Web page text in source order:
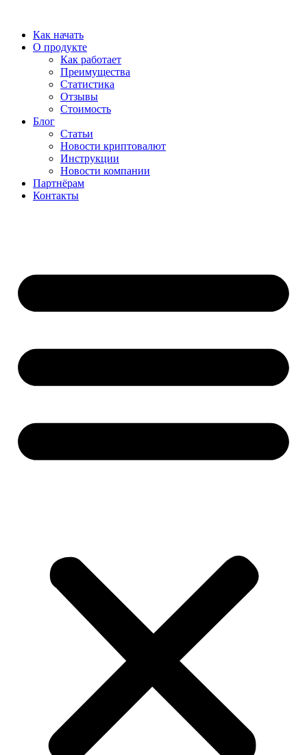
содержимому
Как начать
О продукте
Как работает
Преимущества
Статистика
Отзывы
Стоимость
Блог
Статьи
Новости криптовалют
Инструкции
Новости компании
Партнёрам
Контакты